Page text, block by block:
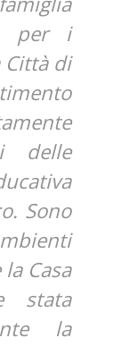
per i
di
delle
Sono
Casa
stata
la